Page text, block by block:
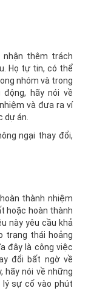
nhận thêm trách
Họ tự tin, có thể
nhóm và trong
hãy nói về
và đưa ra ví
dự án.
ngại thay đổi,
thành nhiệm
hoặc hoàn thành
này yêu cầu khả
trạng thái hoảng
đây là công việc
đổi bất ngờ về
hãy nói về những
lý sự cố vào phút